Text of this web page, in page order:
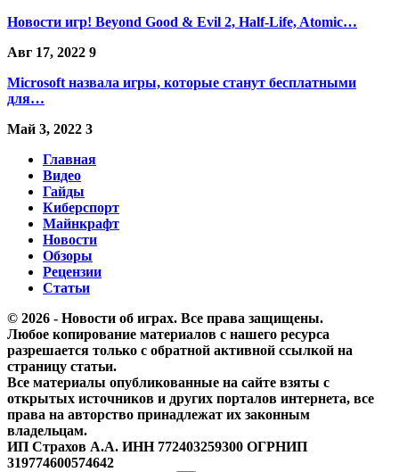
Новости игр! Beyond Good & Evil 2, Half-Life, Atomic…
Авг 17, 2022 9
Microsoft назвала игры, которые станут бесплатными
для…
Май 3, 2022 3
Главная
Видео
Гайды
Киберспорт
Майнкрафт
Новости
Обзоры
Рецензии
Статьи
© 2026 - Новости об играх. Все права защищены.
Любое копирование материалов с нашего ресурса
разрешается только с обратной активной ссылкой на
страницу статьи.
Все материалы опубликованные на сайте взяты с
открытых источников и других порталов интернета, все
права на авторство принадлежат их законным
владельцам.
ИП Страхов А.А. ИНН 772403259300 ОГРНИП
319774600574642